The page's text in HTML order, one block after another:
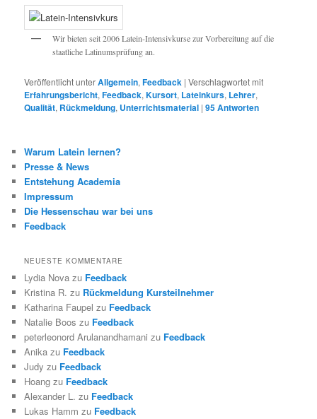
Wir bieten seit 2006 Latein-Intensivkurse zur Vorbereitung auf die
staatliche Latinumsprüfung an.
Veröffentlicht unterAllgemein,Feedback |Verschlagwortet mit
Erfahrungsbericht,Feedback,Kursort, Lateinkurs, Lehrer,
Qualität, Rückmeldung, Unterrichtsmaterial |95Antworten
Warum Latein lernen?
Presse & News
Entstehung Academia
Impressum
Die Hessenschau war bei uns
Feedback
NEUESTE KOMMENTARE
Lydia Nova zu Feedback
Kristina R. zu Rückmeldung Kursteilnehmer
Katharina Faupel zu Feedback
Natalie Boos zu Feedback
peterleonord Arulanandhamani zu Feedback
Anika zu Feedback
Judy zu Feedback
Hoang zu Feedback
Alexander L. zu Feedback
Lukas Hamm zu Feedback